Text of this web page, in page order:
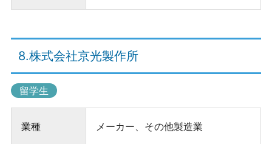
8.株式会社京光製作所
留学生
業種 メーカー、その他製造業